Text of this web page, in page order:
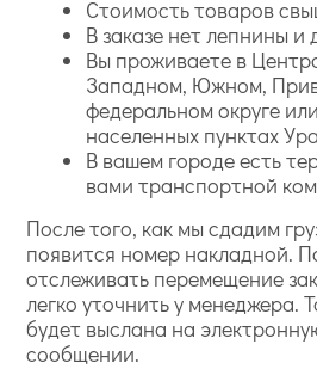
Стоимость товаров
В заказе нет лепнины и
Вы проживаете в
Западном, Южном,
федеральном округе
населенных пунктах
В вашем городе есть
вами транспортной
После того, как мы сдадим
появится номер накладной.
отслеживать перемещение
легко уточнить у менеджера.
будет выслана на
сообщении.